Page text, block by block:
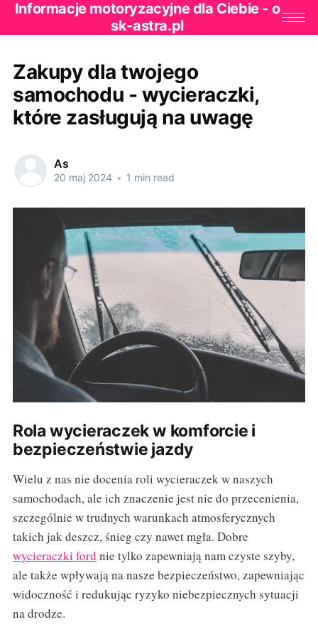
Informacje motoryzacyjne dla Ciebie - o
sk-astra.pl
Zakupy dla twojego
samochodu - wycieraczki,
które zasługują na uwagę
As
20 maj 2024 • 1 min read
Rola wycieraczek w komforcie i
bezpieczeństwie jazdy
Wielu z nas nie docenia roli wycieraczek w naszych
samochodach, ale ich znaczenie jest nie do przecenienia,
szczególnie w trudnych warunkach atmosferycznych
takich jak deszcz, śnieg czy nawet mgła. Dobre
wycieraczki ford nie tylko zapewniają nam czyste szyby,
ale także wpływają na nasze bezpieczeństwo, zapewniając
widoczność i redukując ryzyko niebezpiecznych sytuacji
na drodze.